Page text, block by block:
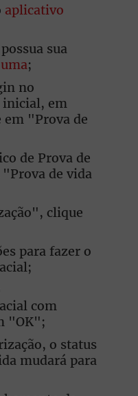
aplicativo
sua
;
no
inicial, em
"Prova de
de Prova de
de vida
clique
para fazer o
com
"OK";
o status
mudará para